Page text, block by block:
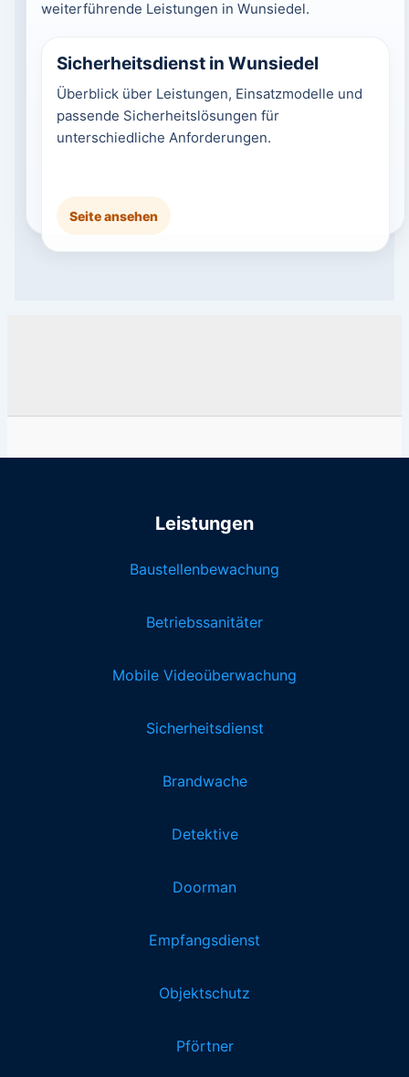
weiterführende Leistungen in Wunsiedel.
Sicherheitsdienst in Wunsiedel
Überblick über Leistungen, Einsatzmodelle und
passende Sicherheitslösungen für
unterschiedliche Anforderungen.
Seite ansehen
Leistungen
Baustellenbewachung
Betriebssanitäter
Mobile Videoüberwachung
Sicherheitsdienst
Brandwache
Detektive
Doorman
Empfangsdienst
Objektschutz
Pförtner